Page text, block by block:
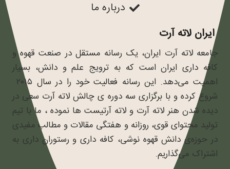
درباره ما
ایران لاته آرت
جامعه لاته آرت ایران، یک رسانه مستقل در صنعت قهوه و
کافه داری ایران است که به ترویج علم و دانش، بسیار
اهمیت می‌دهد. این رسانه فعالیت خود را در سال ۲۰۱۵
شروع کرده و با برگزاری سه دوره ی چالش لاته آرت سعی در
دیده شدن هنر لاته آرت و لاته آرتیست ها نموده ، ما با تیم
تولید محتوای قوی، روزانه و هفتگی مقالات و مطالب مفیدی
در حوزه‌ی دانش قهوه نوشی، کافه داری و رستوران داری به
اشتراک می‌گذاریم.